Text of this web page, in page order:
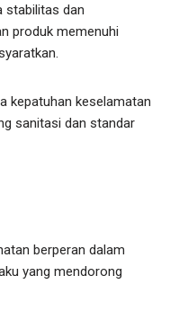
stabilitas dan
produk memenuhi
kepatuhan keselamatan
sanitasi dan standar
berperan dalam
yang mendorong